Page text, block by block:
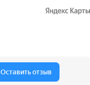
Оставить отзыв